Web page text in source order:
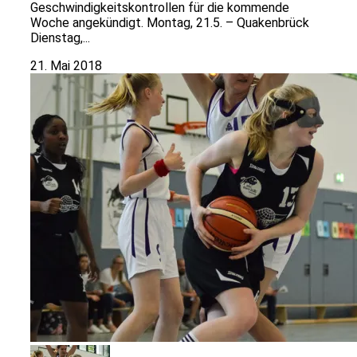
Geschwindigkeitskontrollen für die kommende
Woche angekündigt. Montag, 21.5. – Quakenbrück
Dienstag,...
21. Mai 2018